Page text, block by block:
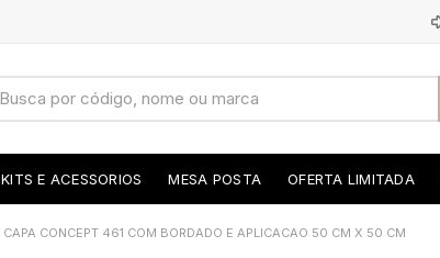
KITS E ACESSORIOS MESA POSTA OFERTA LIMITADA
CAPA CONCEPT 461 COM BORDADO E APLICACAO 50 CM X 50 CM